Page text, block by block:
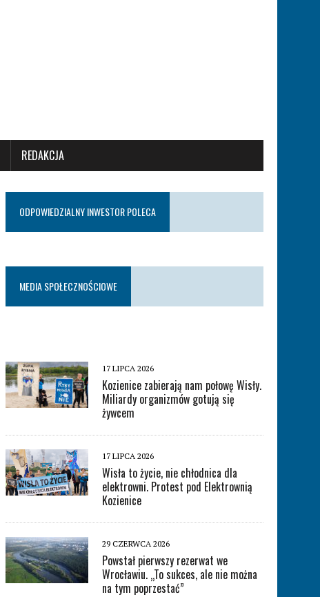
REDAKCJA
ODPOWIEDZIALNY INWESTOR POLECA
MEDIA SPOŁECZNOŚCIOWE
17 LIPCA 2026
Kozienice zabierają nam połowę Wisły.
Miliardy organizmów gotują się
żywcem
17 LIPCA 2026
Wisła to życie, nie chłodnica dla
elektrowni. Protest pod Elektrownią
Kozienice
29 CZERWCA 2026
Powstał pierwszy rezerwat we
Wrocławiu. „To sukces, ale nie można
na tym poprzestać”